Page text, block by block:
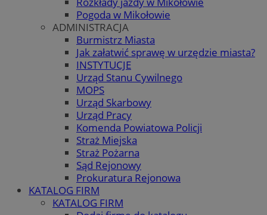
Pogoda w Mikołowie
ADMINISTRACJA
Burmistrz Miasta
Jak załatwić sprawę w urzędzie miasta?
INSTYTUCJE
Urząd Stanu Cywilnego
MOPS
Urząd Skarbowy
Urząd Pracy
Komenda Powiatowa Policji
Straż Miejska
Straż Pożarna
Sąd Rejonowy
Prokuratura Rejonowa
KATALOG FIRM
KATALOG FIRM